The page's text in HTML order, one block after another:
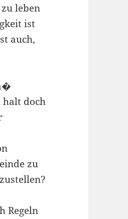
zu leben
ist
auch,
halt doch
zu
Regeln